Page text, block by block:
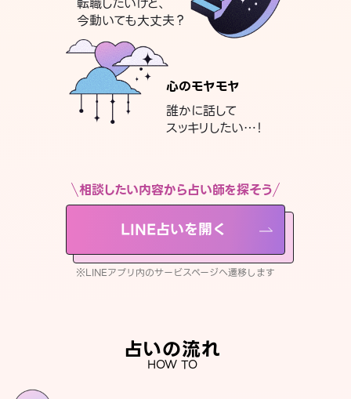
今動いても大丈夫？
心のモヤモヤ
誰かに話して
スッキリしたい…！
相談したい内容から占い師を探そう
LINE占いを開く
※LINEアプリ内のサービスページへ遷移します
占いの流れ
HOW TO